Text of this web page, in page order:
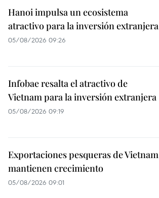
Hanoi impulsa un ecosistema
atractivo para la inversión extranjera
05/08/2026 09:26
Infobae resalta el atractivo de
Vietnam para la inversión extranjera
05/08/2026 09:19
Exportaciones pesqueras de Vietnam
mantienen crecimiento
05/08/2026 09:01